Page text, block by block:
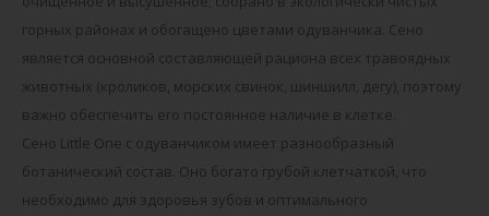
горных районах и обогащено цветами одуванчика. Сено
является основной составляющей рациона всех травоядных
животных (кроликов, морских свинок, шиншилл, дегу), поэтому
важно обеспечить его постоянное наличие в клетке.
Сено Little One с одуванчиком имеет разнообразный
ботанический состав. Оно богато грубой клетчаткой, что
необходимо для здоровья зубов и оптимального